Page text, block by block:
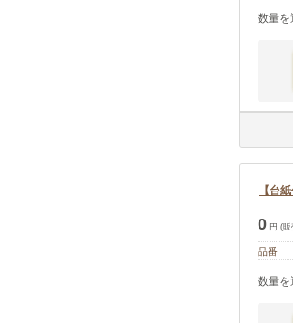
数量を
【台
0 円 (
品番
数量を